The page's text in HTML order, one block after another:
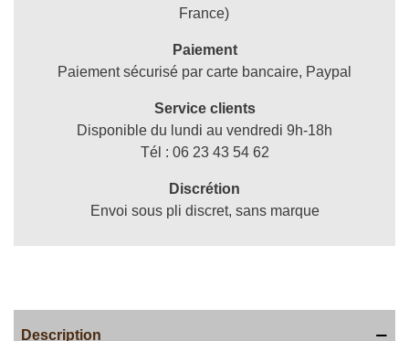
France)
Paiement
Paiement sécurisé par carte bancaire, Paypal
Service clients
Disponible du lundi au vendredi 9h-18h
Tél : 06 23 43 54 62
Discrétion
Envoi sous pli discret, sans marque
Description